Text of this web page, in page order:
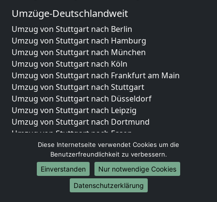
Umzüge-Deutschlandweit
Umzug von Stuttgart nach Berlin
Umzug von Stuttgart nach Hamburg
Umzug von Stuttgart nach München
Umzug von Stuttgart nach Köln
Umzug von Stuttgart nach Frankfurt am Main
Umzug von Stuttgart nach Stuttgart
Umzug von Stuttgart nach Düsseldorf
Umzug von Stuttgart nach Leipzig
Umzug von Stuttgart nach Dortmund
Umzug von Stuttgart nach Essen
Umzug von Stuttgart nach Bremen
Umzug von Stuttgart nach Dresden
Umzug von Stuttgart nach Hannover
Umzug von Stuttgart nach Nürnberg
Umzug von Stuttgart nach Duisburg
Diese Internetseite verwendet Cookies um die
Benutzerfreundlichkeit zu verbessern.
Einverstanden
Nur notwendige Cookies
Datenschutzerklärung